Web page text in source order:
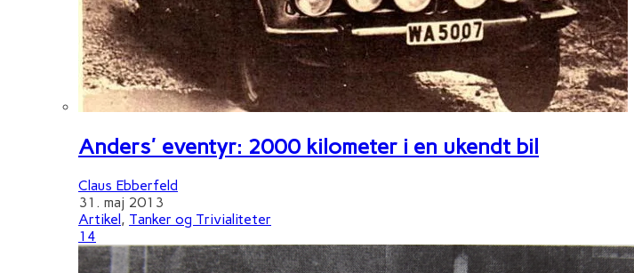
Anders' eventyr: 2000 kilometer i en ukendt bil
Claus Ebberfeld
31. maj 2013
Artikel , Tanker og Trivialiteter
14